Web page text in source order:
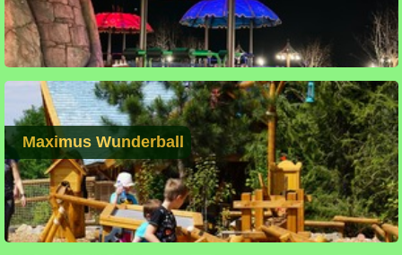
Maximus Wunderball